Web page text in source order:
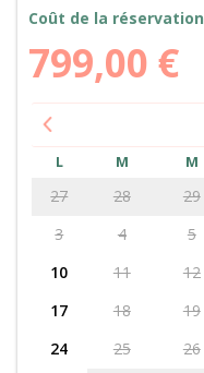
Coût de la réservation
799,00 €
L M M
27 28 29
3
4 5
10
11 12
17
18 19
24
25 26